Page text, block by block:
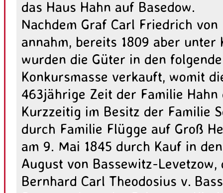
das Haus Hahn auf Basedow.
Nachdem Graf Carl Friedrich von
annahm, bereits 1809 aber
wurden die Güter in den
Konkursmasse verkauft, womit
463jährige Zeit der Familie Hahn
Kurzzeitig im Besitz der Familie
durch Familie Flügge auf Groß
am 9. Mai 1845 durch Kauf in
August von Bassewitz-Levetzow,
Bernhard Carl Theodosius v.